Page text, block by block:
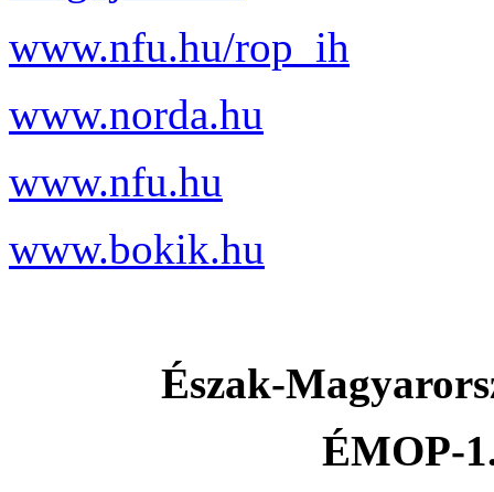
www.nfu.hu/rop_ih
www.norda.hu
www.nfu.hu
www.bokik.hu
Észak-
ÉMOP-